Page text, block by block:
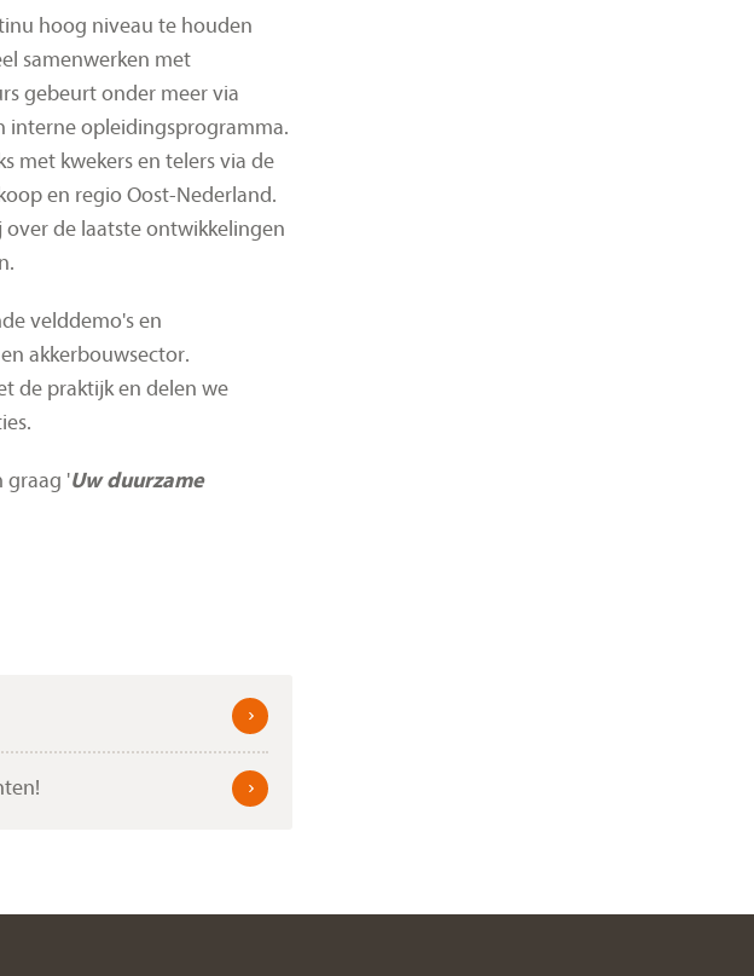
hoog niveau te houden
samenwerken met
gebeurt onder meer via
interne opleidingsprogramma.
met kwekers en telers via de
en regio Oost-Nederland.
over de laatste ontwikkelingen
velddemo's en
akkerbouwsector.
de praktijk en delen we
graag 'Uw duurzame